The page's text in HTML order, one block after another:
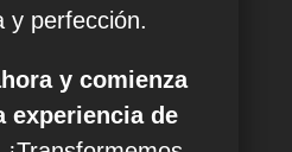
y perfección.
y comienza
experiencia de